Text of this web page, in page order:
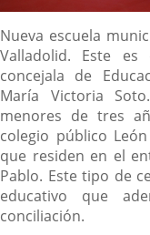
Descripción
Nueva escuela
Valladolid. Este
concejala de
María Victoria
menores de tres
colegio público
que residen en el
Pablo. Este tipo de
educativo que
conciliación.